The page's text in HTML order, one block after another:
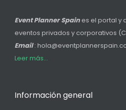
Event Planner Spain es el portal y
eventos privados y corporativos
Email:
Leer más...
Información general